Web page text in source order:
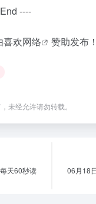
----
喜欢网络 赞助发布！
未经允许请勿转载。
天60秒读
06月18